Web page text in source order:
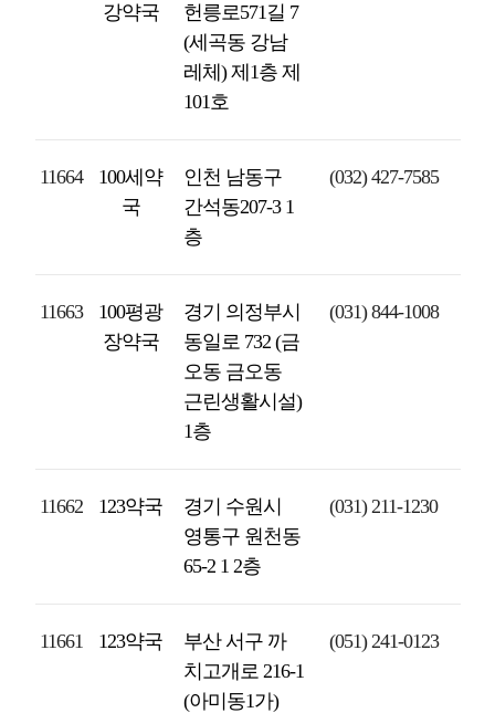
강약국
헌릉로571길 7
(세곡동 강남
레체) 제1층 제
101호
11664
100세약
국
인천 남동구
간석동207-3 1
층
(032) 427-7585
11663
100평광
장약국
경기 의정부시
동일로 732 (금
오동 금오동
근린생활시설)
1층
(031) 844-1008
11662 123약국
경기 수원시
영통구 원천동
65-2 1 2층
(031) 211-1230
11661 123약국
부산 서구 까
치고개로 216-1
(아미동1가)
(051) 241-0123